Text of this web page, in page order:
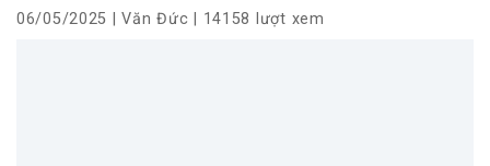
06/05/2025 |Văn Đức 14158 lượt xem